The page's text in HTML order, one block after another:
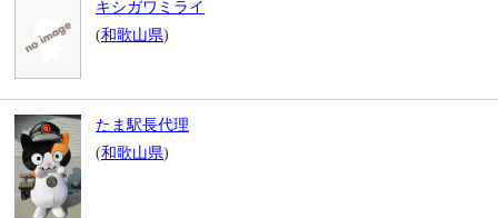
キシガワミライ
(和歌山県)
たま駅長代理
(和歌山県)